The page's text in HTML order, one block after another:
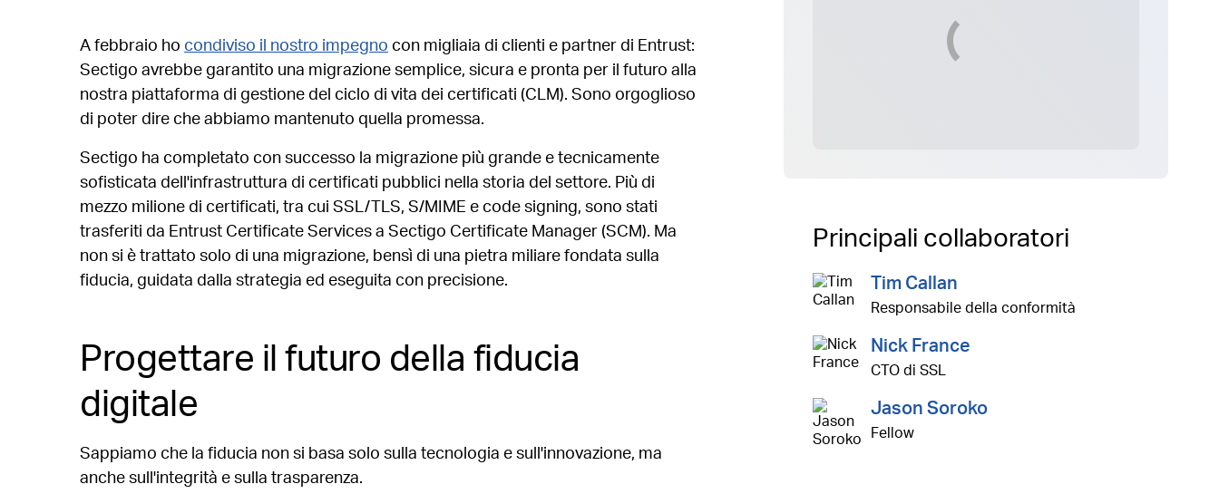
A febbraio ho condiviso il nostro impegno con migliaia di clienti e partner di Entrust:
Sectigo avrebbe garantito una migrazione semplice, sicura e pronta per il futuro alla
nostra piattaforma di gestione del ciclo di vita dei certificati (CLM). Sono orgoglioso
di poter dire che abbiamo mantenuto quella promessa.
Sectigo ha completato con successo la migrazione più grande e tecnicamente
sofisticata dell'infrastruttura di certificati pubblici nella storia del settore. Più di
mezzo milione di certificati, tra cui SSL/TLS, S/MIME e code signing, sono stati
trasferiti da Entrust Certificate Services a Sectigo Certificate Manager (SCM). Ma
non si è trattato solo di una migrazione, bensì di una pietra miliare fondata sulla
fiducia, guidata dalla strategia ed eseguita con precisione.
Progettare il futuro della fiducia
digitale
Sappiamo che la fiducia non si basa solo sulla tecnologia e sull'innovazione, ma
anche sull'integrità e sulla trasparenza.
Principali collaboratori
Tim Callan
Responsabile della conformità
Nick France
CTO di SSL
Jason Soroko
Fellow